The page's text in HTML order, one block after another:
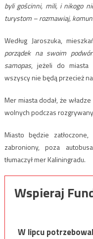
byli gościnni, mili, i nikogo
turystom – rozmawiaj,
Według Jaroszuka,
porządek na swoim
samopas, jeżeli do miasta
wszyscy nie będą przecież
Mer miasta dodał, że
wolnych podczas
Miasto będzie
zabroniony, poza
tłumaczył mer Kaliningradu.
Wspieraj
W lipcu